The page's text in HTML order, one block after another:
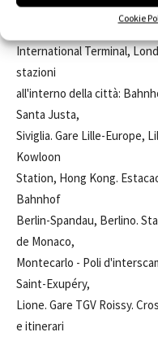
Cookie
esistenti: Gare
International Terminal,
stazioni
all'interno della città:
Santa Justa,
Siviglia. Gare Lille-Europe,
Kowloon
Station, Hong Kong.
Bahnhof
Berlin-Spandau, Berlino.
de Monaco,
Montecarlo - Poli
Saint-Exupéry,
Lione. Gare TGV Roissy.
e itinerari